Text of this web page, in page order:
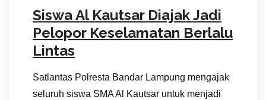
Siswa Al Kautsar Diajak Jadi
Pelopor Keselamatan Berlalu
Lintas
Satlantas Polresta Bandar Lampung mengajak
seluruh siswa SMA Al Kautsar untuk menjadi